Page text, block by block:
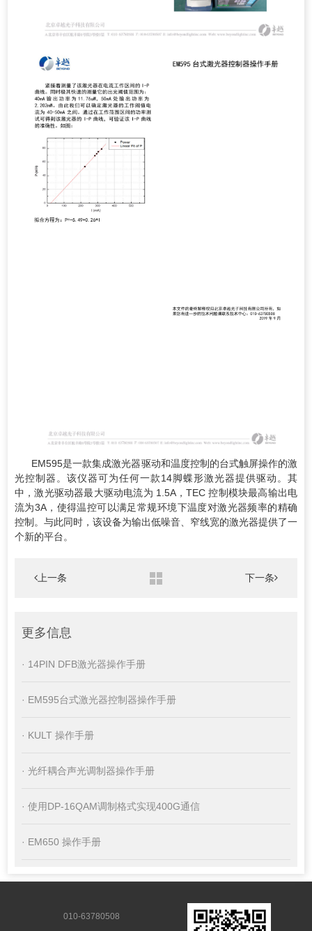
EM595是一款集成激光器驱动和温度控制的台式触屏操作的激
光控制器。该仪器可为任何一款14脚蝶形激光器提供驱动。其
中，激光驱动器最大驱动电流为 1.5A，TEC 控制模块最高输出电
流为3A，使得温控可以满足常规环境下温度对激光器频率的精确
控制。与此同时，该设备为输出低噪音、窄线宽的激光器提供了一
个新的平台。
上一条 下一条
更多信息
· 14PIN DFB激光器操作手册
· EM595台式激光器控制器操作手册
· KULT 操作手册
· 光纤耦合声光调制器操作手册
· 使用DP-16QAM调制格式实现400G通信
· EM650 操作手册
010-63780508